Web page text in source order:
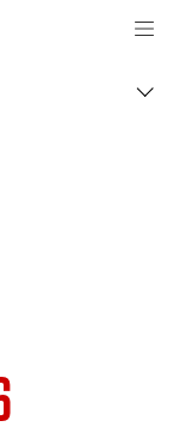
Logo, back to